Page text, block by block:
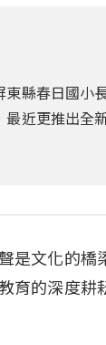
縣春日國小
近更推出全
是文化的
育的深度